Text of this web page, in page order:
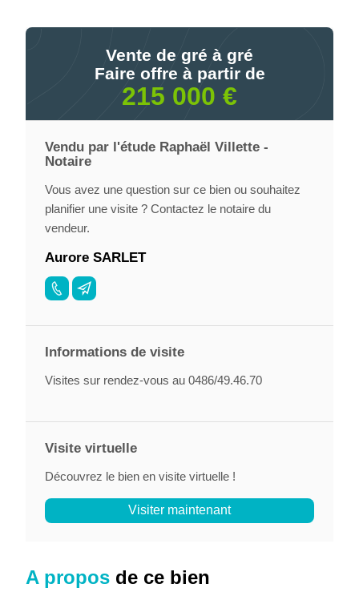
A propos de ce bien
Vente de gré à gré
Faire offre à partir de
215 000 €
Vendu par l'étude Raphaël Villette -
Notaire
Vous avez une question sur ce bien ou souhaitez
planifier une visite ? Contactez le notaire du
vendeur.
Aurore SARLET
Informations de visite
Visites sur rendez-vous au 0486/49.46.70
Visite virtuelle
Découvrez le bien en visite virtuelle !
Visiter maintenant